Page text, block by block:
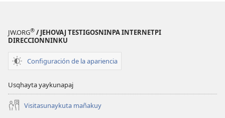
JW.ORG® / JEHOVAJ TESTIGOSNINPA INTERNETPI
DIRECCIONNINKU
Configuración de la apariencia
Usqhayta yaykunapaj
Visitasunaykuta mañakuy